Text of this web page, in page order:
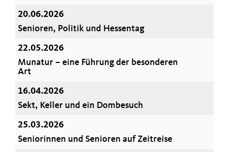
20.06.2026
Senioren, Politik und Hessentag
22.05.2026
Munatur – eine Führung der besonderen
Art
16.04.2026
Sekt, Keller und ein Dombesuch
25.03.2026
Seniorinnen und Senioren auf Zeitreise